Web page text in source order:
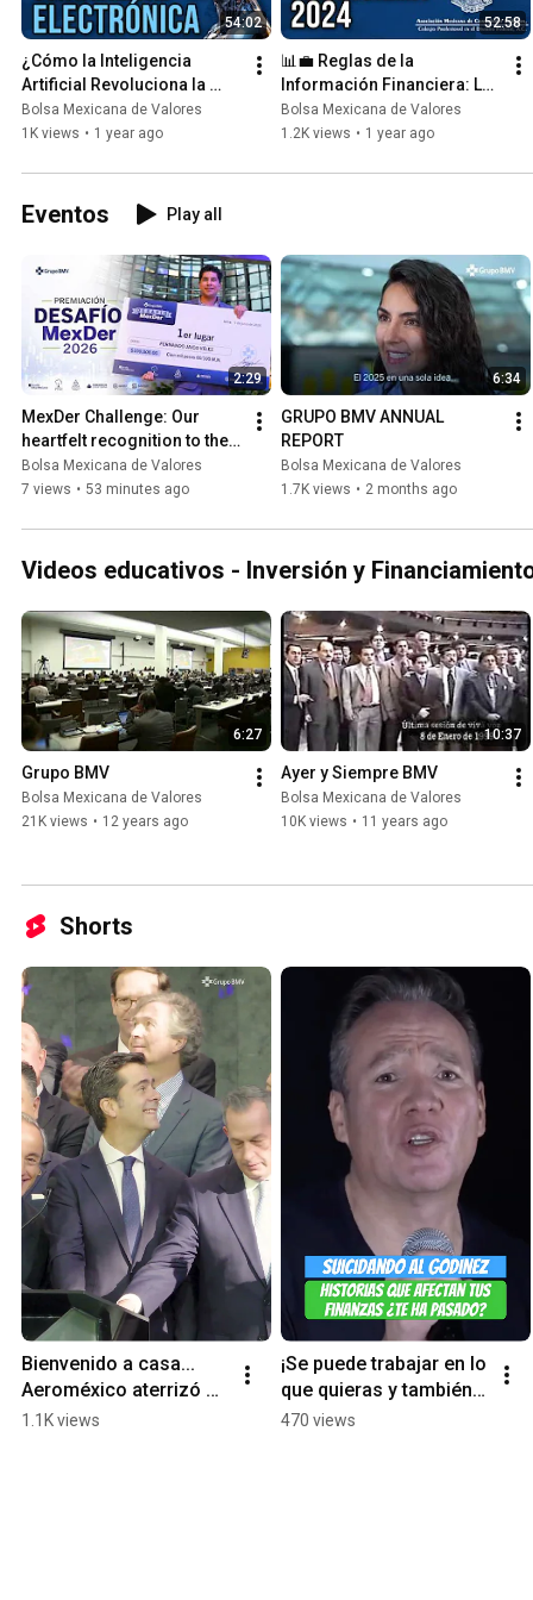
a todos los niveles. 📊📈 ✨ Explorarás temas clave como: Finanzas personales: Aprende a
contables que todo profesional debe conocer. 📑 Estadística y
esenciales para la toma de decisiones estratégicas. 📊 Inversión y
funciona el mercado y cómo puedes ser parte de él. 📉🌍 📢
te pierdas ninguno de estos valiosos recursos. Comparte con tus
#FinanzasPersonales #CursosGratis #InversiónInteligente
54:02
¿Cómo la Inteligencia
Artificial Revoluciona la
Contabilidad Electrónica? 🖥️
Bolsa Mexicana de Valores
1K views • 1 year ago
52:58
📊💼 Reglas de la
Información Financiera: Lo
que Necesitas Saber 📈📚
Bolsa Mexicana de Valores
1.2K views • 1 year ago
Eventos Play all
2:29
MexDer Challenge: Our
heartfelt recognition to the
winners
Bolsa Mexicana de Valores
7 views • 53 minutes ago
6:34
GRUPO BMV ANNUAL
REPORT
Bolsa Mexicana de Valores
1.7K views • 2 months ago
Videos educativos - Inversión y
6:27
Grupo BMV
Bolsa Mexicana de Valores
21K views • 12 years ago
10:37
Ayer y Siempre BMV
Bolsa Mexicana de Valores
10K views • 11 years ago
Shorts
Bienvenido a casa...
Aeroméxico aterrizó en
#labolsademéxico
1.1K views
¡Se puede trabajar en lo
que quieras y también
ser inversionista! 🫢
470 views